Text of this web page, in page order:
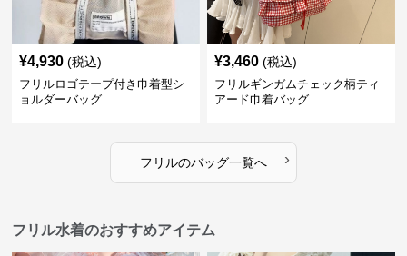
¥4,930 (税込)
フリルロゴテープ付き巾着型シ
ョルダーバッグ
¥3,460 (税込)
フリルギンガムチェック柄ティ
アード巾着バッグ
フリルのバッグ一覧へ ›
フリル水着のおすすめアイテム